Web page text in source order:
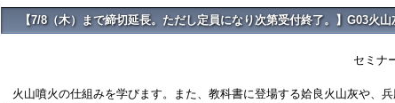
【7/8（木）まで締切延長。ただし定員になり次第受付終了。】G03火
セミナ
火山噴火の仕組みを学びます。また、教科書に登場する姶良火山灰や、